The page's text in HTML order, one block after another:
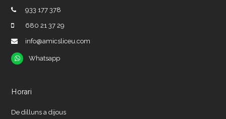
933 177 378
680 21 37 29
info@amicsliceu.com
Whatsapp
Whatsapp
Horari
De dilluns a dijous